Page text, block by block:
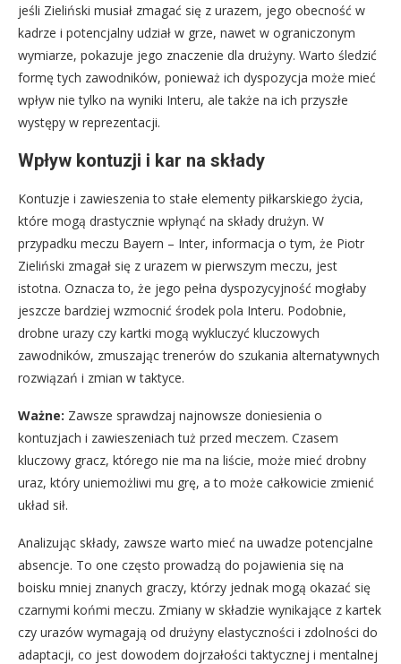
jeśli Zieliński musiał zmagać się z urazem, jego obecność w
kadrze i potencjalny udział w grze, nawet w ograniczonym
wymiarze, pokazuje jego znaczenie dla drużyny. Warto śledzić
formę tych zawodników, ponieważ ich dyspozycja może mieć
wpływ nie tylko na wyniki Interu, ale także na ich przyszłe
występy w reprezentacji.
Wpływ kontuzji i kar na składy
Kontuzje i zawieszenia to stałe elementy piłkarskiego życia,
które mogą drastycznie wpłynąć na składy drużyn. W
przypadku meczu Bayern – Inter, informacja o tym, że Piotr
Zieliński zmagał się z urazem w pierwszym meczu, jest
istotna. Oznacza to, że jego pełna dyspozycyjność mogłaby
jeszcze bardziej wzmocnić środek pola Interu. Podobnie,
drobne urazy czy kartki mogą wykluczyć kluczowych
zawodników, zmuszając trenerów do szukania alternatywnych
rozwiązań i zmian w taktyce.
Ważne: Zawsze sprawdzaj najnowsze doniesienia o
kontuzjach i zawieszeniach tuż przed meczem. Czasem
kluczowy gracz, którego nie ma na liście, może mieć drobny
uraz, który uniemożliwi mu grę, a to może całkowicie zmienić
układ sił.
Analizując składy, zawsze warto mieć na uwadze potencjalne
absencje. To one często prowadzą do pojawienia się na
boisku mniej znanych graczy, którzy jednak mogą okazać się
czarnymi końmi meczu. Zmiany w składzie wynikające z kartek
czy urazów wymagają od drużyny elastyczności i zdolności do
adaptacji, co jest dowodem dojrzałości taktycznej i mentalnej